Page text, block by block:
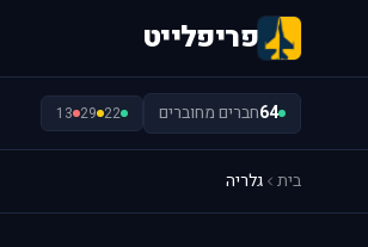
פריפלייט
64חברים מחוברים 22
29
13
בית גלריה